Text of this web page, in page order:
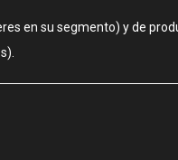
en su segmento) y de